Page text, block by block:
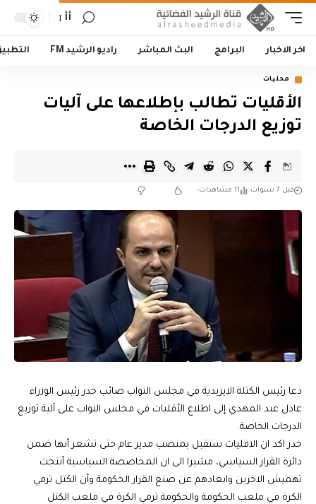
أأ
اخر الاخبار البرامج البث المباشر راديو الرشيد FM
محليات
الأقليات تطالب بإطلاعها على آليات
توزيع الدرجات الخاصة
قبل 7 سنوات 11 مشاهدات
دعا رئيس الكتلة الايزيدية في مجلس النواب صائب خدر رئيس الوزراء
عادل عبد المهدي إلى اطلاع الأقليات في مجلس النواب على آلية توزيع
الدرجات الخاصة.
خدر اكد ان الاقليات ستقبل بمنصب مدير عام حتى تشعر أنها ضمن
دائرة القرار السياسي، مشيرا الى ان المحاصصة السياسية أنتجت
تهميش الاخرين وابعادهم عن صنع القرار الحكومة وأن الكتل ترمي
الكرة في ملعب الحكومة والحكومة ترمي الكرة في ملعب الكتل